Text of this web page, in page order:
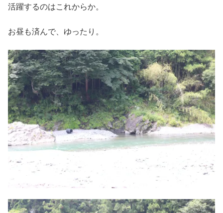
活躍するのはこれからか。
お昼も済んで、ゆったり。